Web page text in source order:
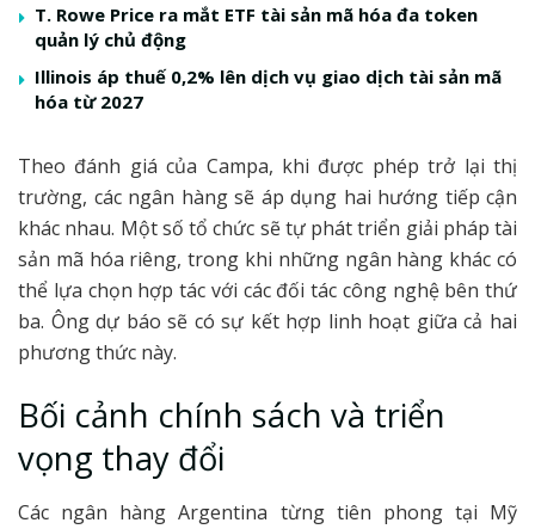
T. Rowe Price ra mắt ETF tài sản mã hóa đa token
quản lý chủ động
Illinois áp thuế 0,2% lên dịch vụ giao dịch tài sản mã
hóa từ 2027
Theo đánh giá của Campa, khi được phép trở lại thị
trường, các ngân hàng sẽ áp dụng hai hướng tiếp cận
khác nhau. Một số tổ chức sẽ tự phát triển giải pháp tài
sản mã hóa riêng, trong khi những ngân hàng khác có
thể lựa chọn hợp tác với các đối tác công nghệ bên thứ
ba. Ông dự báo sẽ có sự kết hợp linh hoạt giữa cả hai
phương thức này.
Bối cảnh chính sách và triển
vọng thay đổi
Các ngân hàng Argentina từng tiên phong tại Mỹ